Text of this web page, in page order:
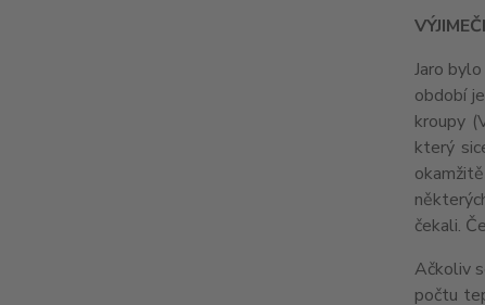
Jaro
období
kroupy
který
čekali.
Ačkoliv
počtu